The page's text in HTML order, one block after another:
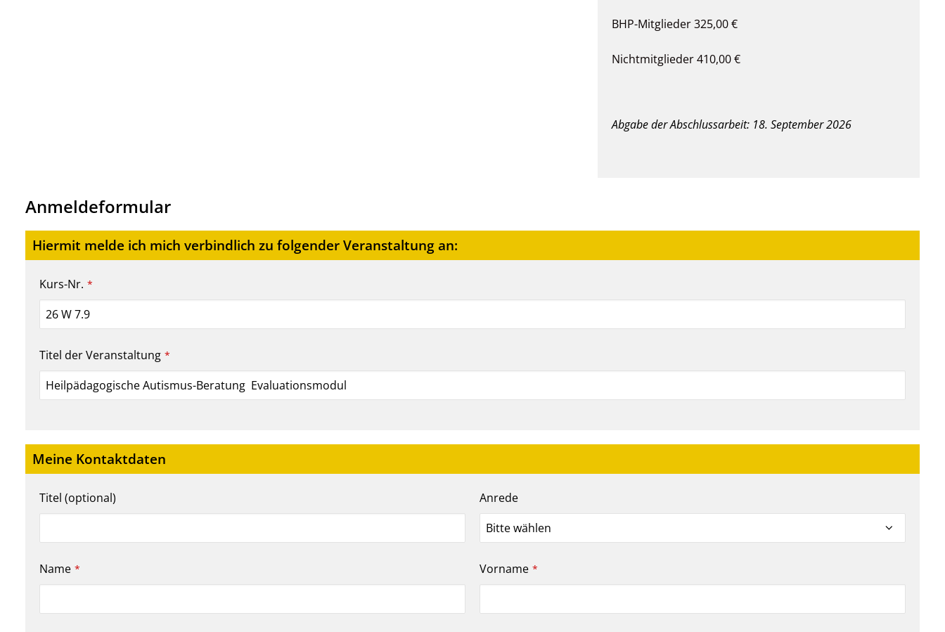
BHP-Mitglieder 325,00 €
Nichtmitglieder 410,00 €
Abgabe der Abschlussarbeit: 18. September 2026
Anmeldeformular
Hiermit melde ich mich verbindlich zu folgender Veranstaltung an:
Kurs-Nr. *
Titel der Veranstaltung *
Meine Kontaktdaten
Titel (optional) Anrede
Name * Vorname *